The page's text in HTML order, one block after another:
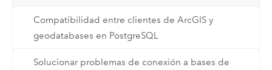
Compatibilidad entre clientes de ArcGIS y
geodatabases en PostgreSQL
Solucionar problemas de conexión a bases de